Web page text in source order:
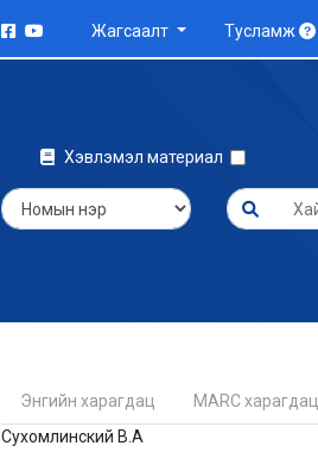
Жагсаалт Тусламж
Хэвлэмэл материал
Энгийн харагдац MARC харагдац
Сухомлинский В.А